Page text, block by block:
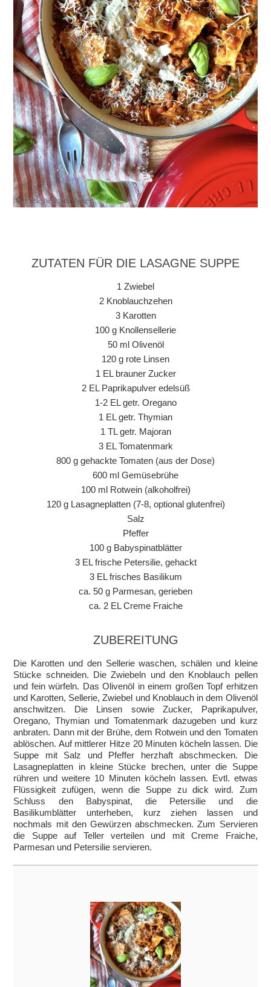
ZUTATEN FÜR DIE LASAGNE SUPPE
1 Zwiebel
2 Knoblauchzehen
3 Karotten
100 g Knollensellerie
50 ml Olivenöl
120 g rote Linsen
1 EL brauner Zucker
2 EL Paprikapulver edelsüß
1-2 EL getr. Oregano
1 EL getr. Thymian
1 TL getr. Majoran
3 EL Tomatenmark
800 g gehackte Tomaten (aus der Dose)
600 ml Gemüsebrühe
100 ml Rotwein (alkoholfrei)
120 g Lasagneplatten (7-8, optional glutenfrei)
Salz
Pfeffer
100 g Babyspinatblätter
3 EL frische Petersilie, gehackt
3 EL frisches Basilikum
ca. 50 g Parmesan, gerieben
ca. 2 EL Creme Fraiche
ZUBEREITUNG
Die Karotten und den Sellerie waschen, schälen und kleine
Stücke schneiden. Die Zwiebeln und den Knoblauch pellen
und fein würfeln. Das Olivenöl in einem großen Topf erhitzen
und Karotten, Sellerie, Zwiebel und Knoblauch in dem Olivenöl
anschwitzen. Die Linsen sowie Zucker, Paprikapulver,
Oregano, Thymian und Tomatenmark dazugeben und kurz
anbraten. Dann mit der Brühe, dem Rotwein und den Tomaten
ablöschen. Auf mittlerer Hitze 20 Minuten köcheln lassen. Die
Suppe mit Salz und Pfeffer herzhaft abschmecken. Die
Lasagneplatten in kleine Stücke brechen, unter die Suppe
rühren und weitere 10 Minuten köcheln lassen. Evtl. etwas
Flüssigkeit zufügen, wenn die Suppe zu dick wird. Zum
Schluss den Babyspinat, die Petersilie und die
Basilikumblätter unterheben, kurz ziehen lassen und
nochmals mit den Gewürzen abschmecken. Zum Servieren
die Suppe auf Teller verteilen und mit Creme Fraiche,
Parmesan und Petersilie servieren.